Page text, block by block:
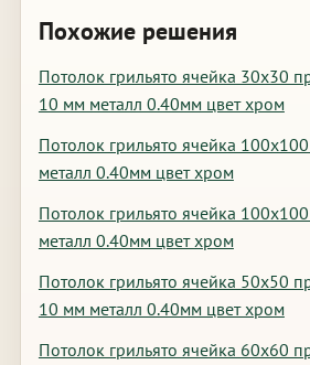
Похожие решения
Потолок грильято ячейка 30х30
10 мм металл 0.40мм цвет хром
Потолок грильято ячейка
металл 0.40мм цвет хром
Потолок грильято ячейка
металл 0.40мм цвет хром
Потолок грильято ячейка 50х50
10 мм металл 0.40мм цвет хром
Потолок грильято ячейка 60х60